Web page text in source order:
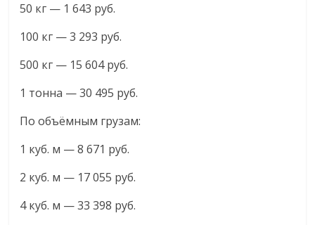
50 кг — 1 643 руб.
100 кг — 3 293 руб.
500 кг — 15 604 руб.
1 тонна — 30 495 руб.
По объёмным грузам:
1 куб. м — 8 671 руб.
2 куб. м — 17 055 руб.
4 куб. м — 33 398 руб.